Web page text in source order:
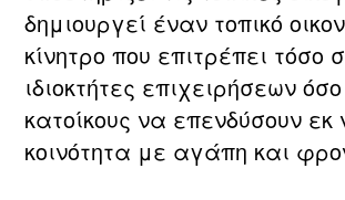
δημιουργεί έναν τοπικό
κίνητρο που επιτρέπει τόσο
ιδιοκτήτες επιχειρήσεων
κατοίκους να επενδύσουν εκ
κοινότητα με αγάπη και